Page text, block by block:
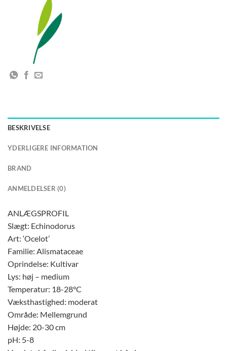
BESKRIVELSE
YDERLIGERE INFORMATION
BRAND
ANMELDELSER (0)
ANLÆGSPROFIL
Slægt: Echinodorus
Art: ‘Ocelot’
Familie: Alismataceae
Oprindelse: Kultivar
Lys: høj – medium
Temperatur: 18-28°C
Væksthastighed: moderat
Område: Mellemgrund
Højde: 20-30 cm
pH: 5-8